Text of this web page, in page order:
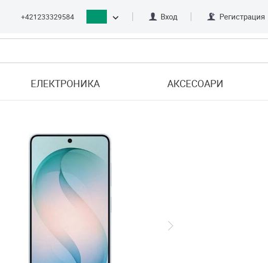
+421233329584 Вход Регистрация
ЕЛЕКТРОНИКА АКСЕСОАРИ